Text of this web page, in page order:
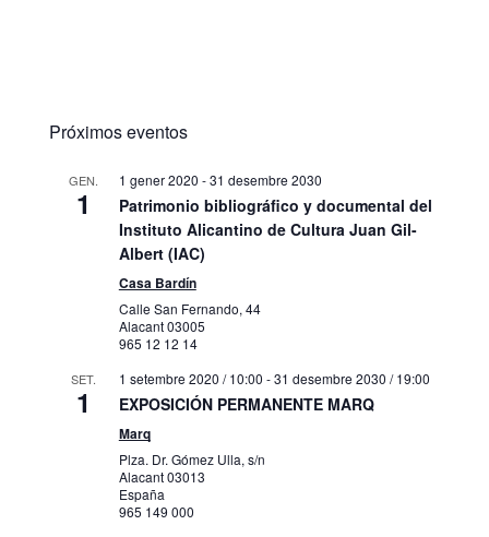
Próximos eventos
GEN.
1
1 gener 2020 -31 desembre 2030
Patrimonio bibliográfico y documental del
Instituto Alicantino de Cultura Juan Gil-
Albert (IAC)
Casa Bardín
Calle San Fernando, 44
Alacant03005
965 12 12 14
SET.
1
1 setembre 2020 / 10:00 -31 desembre 2030 / 19:00
EXPOSICIÓN PERMANENTE MARQ
Marq
Plza. Dr. Gómez Ulla, s/n
Alacant03013
España
965 149 000